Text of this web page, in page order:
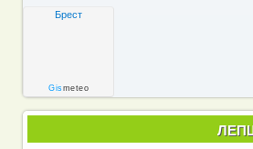
Брест
Gismeteo